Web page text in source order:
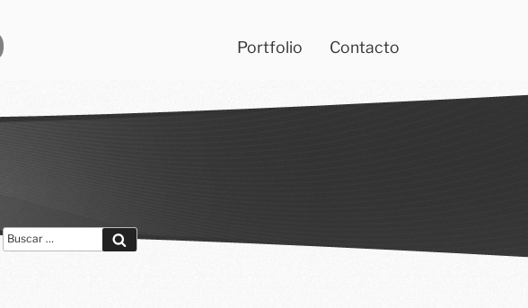
Portfolio Contacto
Buscar
Buscar